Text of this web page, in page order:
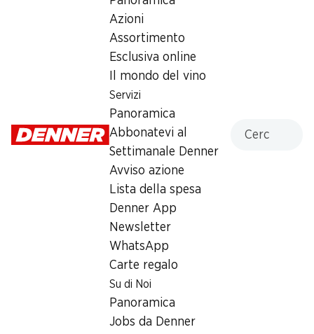
Azioni
Assortimento
Esclusiva online
Il mondo del vino
Servizi
Panoramica
Abbonatevi al
Settimanale Denner
Avviso azione
Lista della spesa
Denner App
Newsletter
WhatsApp
Carte regalo
Su di Noi
Panoramica
Jobs da Denner
07:30 - 20:00
Prelievo di contanti con Post-Card / M-Card